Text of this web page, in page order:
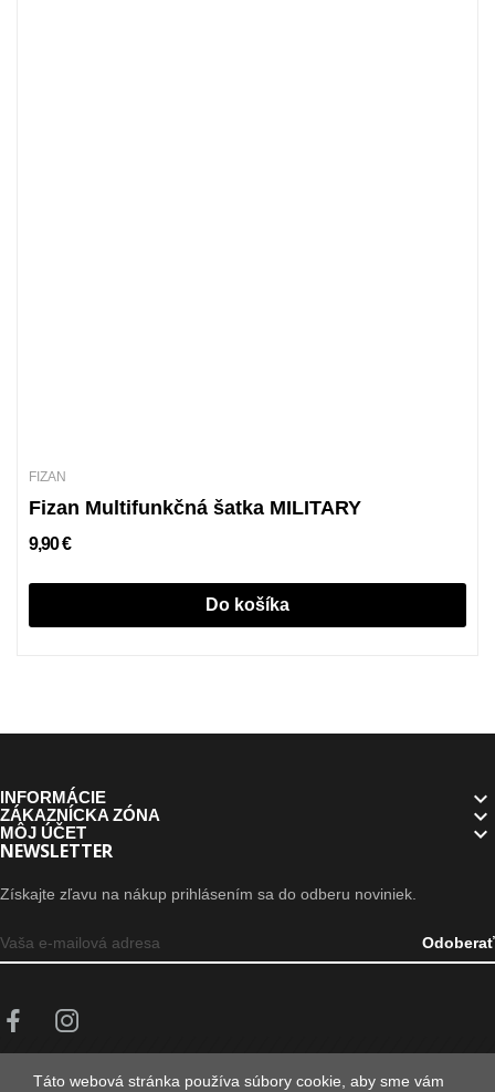
FIZAN
Fizan Multifunkčná šatka MILITARY
9,90 €
Do košíka
INFORMÁCIE 
ZÁKAZNÍCKA ZÓNA 
MÔJ ÚČET 
NEWSLETTER
Získajte zľavu na nákup prihlásením sa do odberu noviniek.
Odoberať
Táto webová stránka používa súbory cookie, aby sme vám